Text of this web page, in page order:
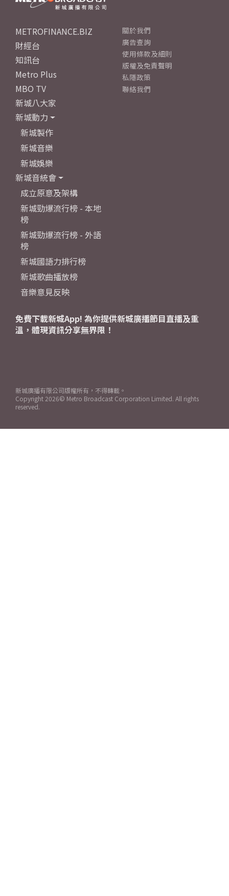
METROFINANCE.BIZ
財經台
知訊台
Metro Plus
MBO TV
新城八大家
新城動力
新城製作
新城音樂
新城娛樂
新城音統會
成立原意及架構
新城勁爆流行榜 - 本地
榜
新城勁爆流行榜 - 外語
榜
新城國語力排行榜
新城歌曲播放榜
音樂意見反映
關於我們
廣告查詢
使用條款及細則
版權及免責聲明
私隱政策
聯絡我們
免費下載新城App! 為你提供新城廣播節目直播及重
溫，體現資訊分享無界限！
新城廣播有限公司版權所有，不得轉載。
Copyright 2026© Metro Broadcast Corporation Limited. All rights
reserved.